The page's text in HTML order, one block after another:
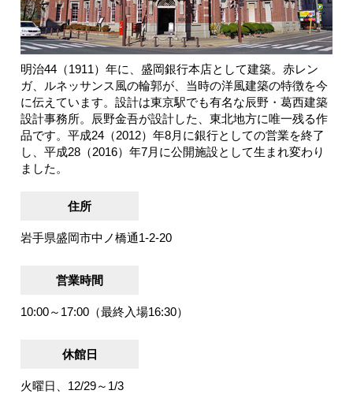
明治44（1911）年に、盛岡銀行本店として建築。赤レン
ガ、ルネッサンス風の輪郭が、当時の洋風建築の特徴を今
に伝えています。設計は東京駅でも有名な辰野・葛西建築
設計事務所。辰野金吾が設計した、東北地方に唯一残る作
品です。平成24（2012）年8月に銀行としての営業を終了
し、平成28（2016）年7月に公開施設として生まれ変わり
ました。
住所
岩手県盛岡市中ノ橋通1-2-20
営業時間
10:00～17:00（最終入場16:30）
休館日
火曜日、12/29～1/3